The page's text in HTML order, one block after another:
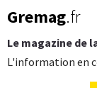
Gremag.fr
Le magazine de
L'information en